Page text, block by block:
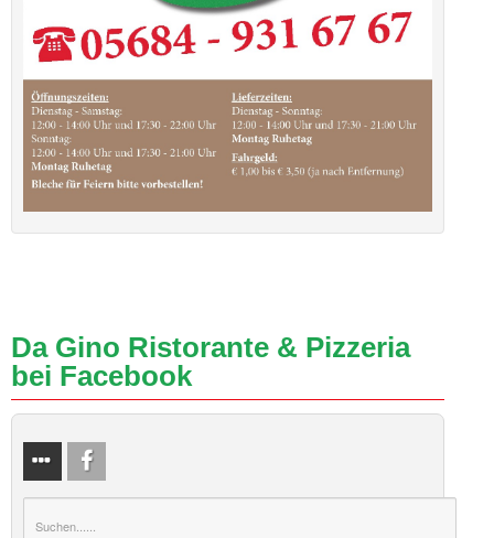
Da Gino Ristorante & Pizzeria
bei Facebook